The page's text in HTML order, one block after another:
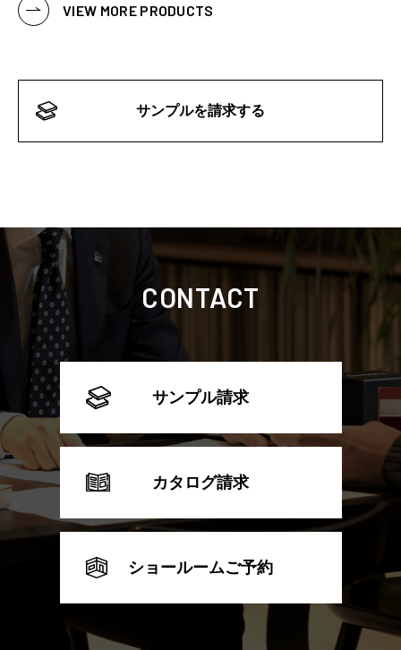
VIEW MORE PRODUCTS
サンプルを請求する
CONTACT
サンプル請求
カタログ請求
ショールームご予約